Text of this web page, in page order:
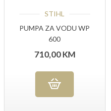
STIHL
PUMPA ZA VODU WP
600
710,00KM